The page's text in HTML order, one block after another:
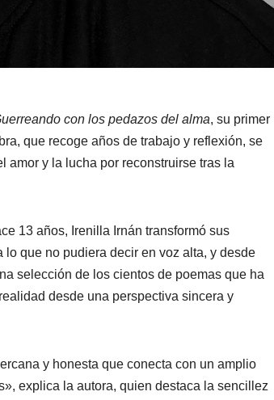
con los pedazos del alma, su primer
que recoge años de trabajo y reflexión, se
amor y la lucha por reconstruirse tras la
13 años, Irenilla Irnán transformó sus
que no pudiera decir en voz alta, y desde
selección de los cientos de poemas que ha
desde una perspectiva sincera y
y honesta que conecta con un amplio
explica la autora, quien destaca la sencillez